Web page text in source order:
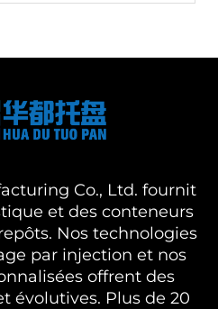
Co., Ltd. fournit
et des conteneurs
Nos technologies
par injection et nos
offrent des
évolutives. Plus de 20